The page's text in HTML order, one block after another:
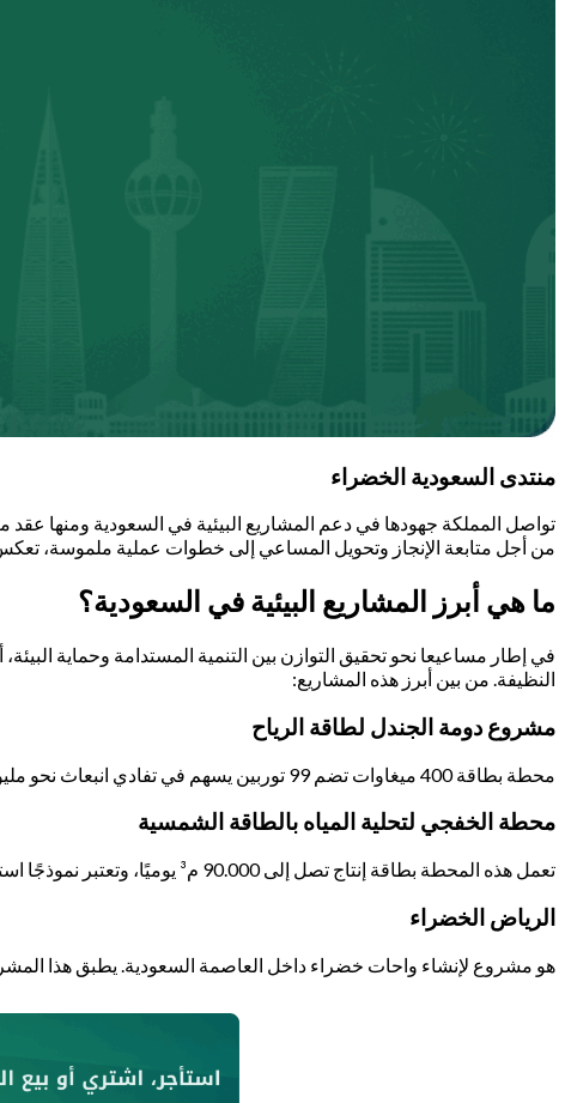
منتدى السعودية الخضراء
من أجل متابعة الإنجاز وتحويل المساعي إلى خطوات عملية ملموسة،
ما هي أبرز المشاريع البيئية في السعودية؟
في إطار مساعيعا نحو تحقيق التوازن بين التنمية المستدامة وحماية
النظيفة. من بين أبرز هذه المشاريع:
مشروع دومة الجندل لطاقة الرياح
محطة بطاقة 400 ميغاوات تضم 99 توربين يسهم في تفادي انبعاث نحو مليون طن من “CO₂” سنويًا.
محطة الخفجي لتحلية المياه بالطاقة الشمسية
تعمل هذه المحطة بطاقة إنتاج تصل إلى 90.000 م³ يوميًا، وتعتبر نموذجًا استثنائيًا للتحلية المستدامة.
الرياض الخضراء
هو مشروع لإنشاء واحات خضراء داخل العاصمة السعودية. يطبق هذا المشروع بزراعة نحو 7.2 مليون شجرة محلية، مع استخدام نظم ري مستدامة تعمل على